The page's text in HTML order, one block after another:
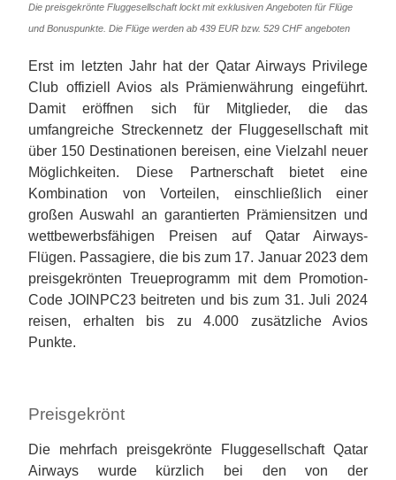
Die preisgekrönte Fluggesellschaft lockt mit exklusiven Angeboten für Flüge
und Bonuspunkte. Die Flüge werden ab 439 EUR bzw. 529 CHF angeboten
Erst im letzten Jahr hat der Qatar Airways Privilege
Club offiziell Avios als Prämienwährung eingeführt.
Damit eröffnen sich für Mitglieder, die das
umfangreiche Streckennetz der Fluggesellschaft mit
über 150 Destinationen bereisen, eine Vielzahl neuer
Möglichkeiten. Diese Partnerschaft bietet eine
Kombination von Vorteilen, einschließlich einer
großen Auswahl an garantierten Prämiensitzen und
wettbewerbsfähigen Preisen auf Qatar Airways-
Flügen. Passagiere, die bis zum 17. Januar 2023 dem
preisgekrönten Treueprogramm mit dem Promotion-
Code JOINPC23 beitreten und bis zum 31. Juli 2024
reisen, erhalten bis zu 4.000 zusätzliche Avios
Punkte.
Preisgekrönt
Die mehrfach preisgekrönte Fluggesellschaft Qatar
Airways wurde kürzlich bei den von der